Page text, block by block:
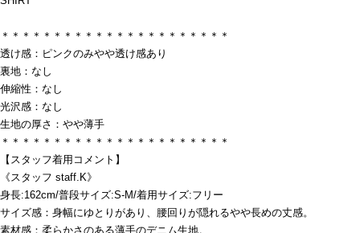
＊＊＊＊＊＊＊＊＊＊＊＊＊＊＊＊＊＊＊＊＊＊
透け感：ピンクのみやや透け感あり
裏地：なし
伸縮性：なし
光沢感：なし
生地の厚さ：やや薄手
＊＊＊＊＊＊＊＊＊＊＊＊＊＊＊＊＊＊＊＊＊＊
【スタッフ着用コメント】
《スタッフ staff.K》
身長:162cm/普段サイズ:S-M/着用サイズ:フリー
サイズ感：身幅にゆとりがあり、腰回りが隠れるやや長めの丈感。
素材感：柔らかさのある薄手のデニム生地。